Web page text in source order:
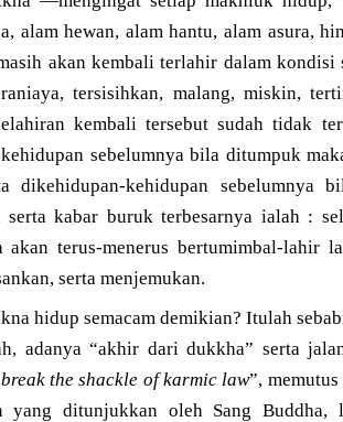
alam hewan, alam hantu, alam asura,
akan kembali terlahir dalam
tersisihkan, malang, miskin,
kembali tersebut sudah tidak
sebelumnya bila ditumpuk
kehidupan sebelumnya
kabar buruk terbesarnya ialah :
terus-menerus bertumimbal-lahir
serta menjemukan.
hidup semacam demikian? Itulah
adanya “akhir dari dukkha” serta
break the shackle of karmic law”,
yang ditunjukkan oleh Sang Buddha,